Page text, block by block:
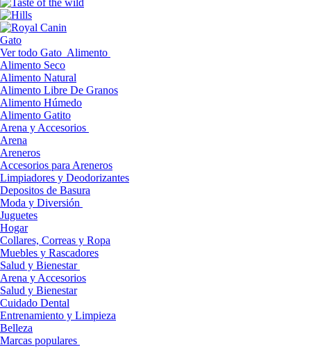
Gato
Ver todo Gato Alimento
Alimento Seco
Alimento Natural
Alimento Libre De Granos
Alimento Húmedo
Alimento Gatito
Arena y Accesorios
Arena
Areneros
Accesorios para Areneros
Limpiadores y Deodorizantes
Depositos de Basura
Moda y Diversión
Juguetes
Hogar
Collares, Correas y Ropa
Muebles y Rascadores
Salud y Bienestar
Arena y Accesorios
Salud y Bienestar
Cuidado Dental
Entrenamiento y Limpieza
Belleza
Marcas populares